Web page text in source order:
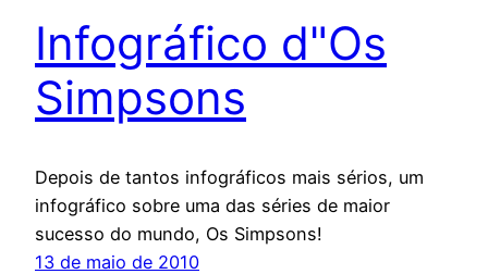
Infográfico d"Os
Simpsons
Depois de tantos infográficos mais sérios, um
infográfico sobre uma das séries de maior
sucesso do mundo, Os Simpsons!
13 de maio de 2010